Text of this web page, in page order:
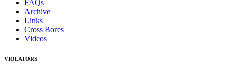
FAQs
Archive
Links
Cross Bores
Videos
VIOLATORS